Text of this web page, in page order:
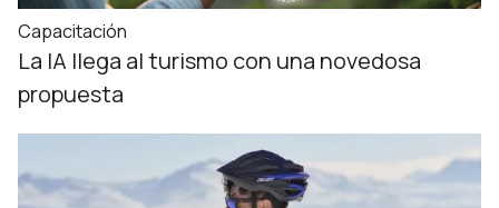
Capacitación
La IA llega al turismo con una novedosa
propuesta